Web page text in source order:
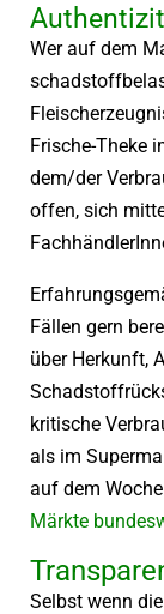
Wer auf dem
Frische-Theke
dem/der
offen, sich
Fällen gern
über Herkunft,
kritische
als im
auf dem
Märkte
Selbst wenn